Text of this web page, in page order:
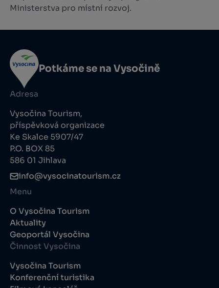
Ministerstva pro místní rozvoj.
Potkáme se na Vysočině
Adresa
Vysočina Tourism,
příspěvková organizace
Ke Skalce 5907/47
P.O. BOX 85
586 01 Jihlava
info@vysocinatourism.cz
Menu
O Vysočina Tourism
Aktuality
Geoportál Vysočina
Činnost Vysočina
Vysočina Tourism
Konferenční turistika